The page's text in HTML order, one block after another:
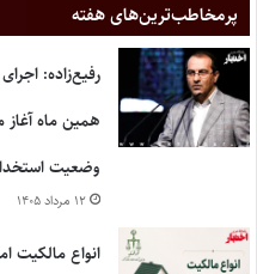
پر‌مخاطب‌ترین‌های هفته
رفیع‌زاده:
همین ماه
وضعیت
۱۲ مرداد ۱۴۰۵